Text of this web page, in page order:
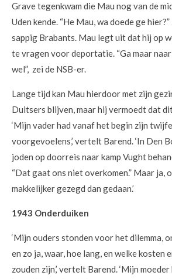
Grave tegenkwam die Mau nog van de
Uden kende. “He Mau, wa doede ge
sappig Brabants. Mau legt uit dat hij op
te vragen voor deportatie. “Ga maar
wel”, zei de NSB-er.
Lange tijd kan Mau hierdoor met zijn
Duitsers blijven, maar hij vermoedt dat
‘Mijn vader had vanaf het begin zijn
voorgevoelens,’ vertelt Barend. ‘In Den
joden op doorreis naar kamp Vught
“Dat gaat ons niet overkomen.” Maar ja,
makkelijker gezegd dan gedaan.’
1943 Onderduiken
‘Mijn ouders stonden voor het dilemma,
en zo ja, waar, hoe lang, en welke kosten
zouden zijn,’ vertelt Barend. ‘Mijn